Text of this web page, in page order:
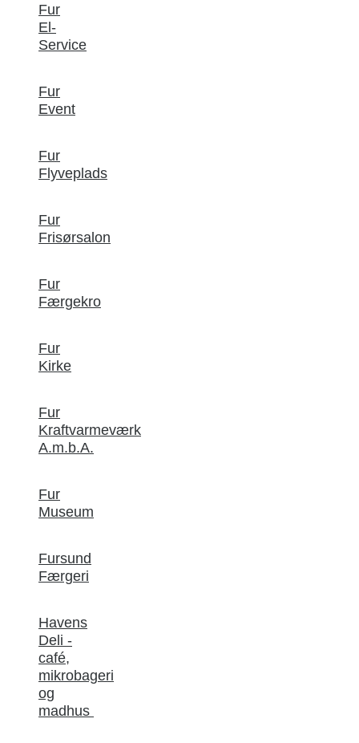
Fur
El-
Service
Fur
Event
Fur
Flyveplads
Fur
Frisørsalon
Fur
Færgekro
Fur
Kirke
Fur
Kraftvarmeværk
A.m.b.A.
Fur
Museum
Fursund
Færgeri
Havens
Deli -
café,
mikrobageri
og
madhus